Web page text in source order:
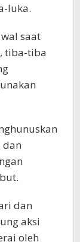
luka.
saat
tiba-tiba
dan
dan
aksi
oleh